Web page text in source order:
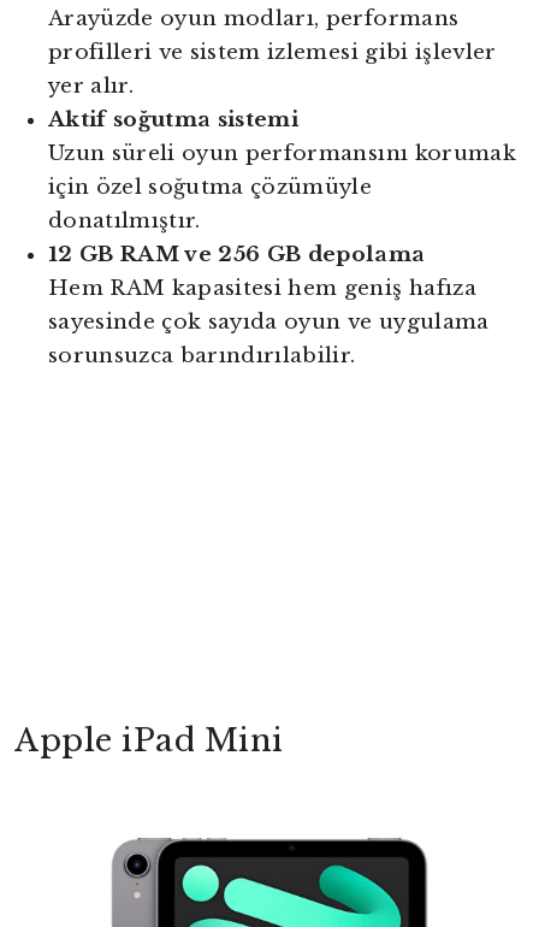
Arayüzde oyun modları, performans
profilleri ve sistem izlemesi gibi işlevler
yer alır.
Aktif soğutma sistemi
Uzun süreli oyun performansını korumak
için özel soğutma çözümüyle
donatılmıştır.
12 GB RAM ve 256 GB depolama
Hem RAM kapasitesi hem geniş hafıza
sayesinde çok sayıda oyun ve uygulama
sorunsuzca barındırılabilir.
Apple iPad Mini